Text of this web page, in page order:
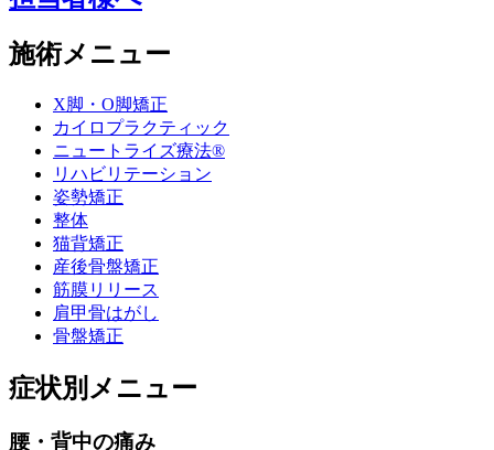
施術メニュー
X脚・O脚矯正
カイロプラクティック
ニュートライズ療法®
リハビリテーション
姿勢矯正
整体
猫背矯正
産後骨盤矯正
筋膜リリース
肩甲骨はがし
骨盤矯正
症状別メニュー
腰・背中の痛み